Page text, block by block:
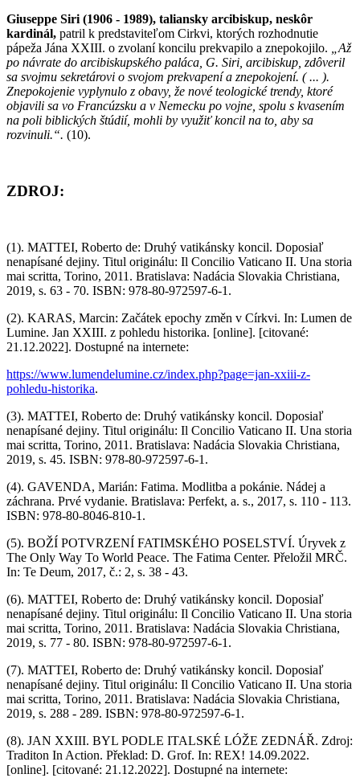
Giuseppe Siri (1906 - 1989), taliansky arcibiskup, neskôr
kardinál, patril k predstaviteľom Cirkvi, ktorých rozhodnutie
pápeža Jána XXIII. o zvolaní koncilu prekvapilo a znepokojilo.
„Až
po návrate do arcibiskupského paláca, G. Siri, arcibiskup, zdôveril
sa svojmu sekretárovi o svojom prekvapení a znepokojení. ( ... ).
Znepokojenie vyplynulo z obavy, že nové teologické trendy, ktoré
objavili sa vo Francúzsku a v Nemecku po vojne, spolu s kvasením
na poli biblických štúdií, mohli by využiť koncil na to, aby sa
rozvinuli.“. (10).
ZDROJ:
(1). MATTEI, Roberto de: Druhý vatikánsky koncil. Doposiaľ
nenapísané dejiny. Titul originálu: Il Concilio Vaticano II. Una storia
mai scritta, Torino, 2011. Bratislava: Nadácia Slovakia Christiana,
2019, s. 63 - 70. ISBN: 978-80-972597-6-1.
(2). KARAS, Marcin: Začátek epochy změn v Církvi. In: Lumen de
Lumine. Jan XXIII. z pohledu historika. [online]. [citované:
21.12.2022]. Dostupné na internete:
https://www.lumendelumine.cz/index.php?page=jan-xxiii-z-
pohledu-historika.
(3). MATTEI, Roberto de: Druhý vatikánsky koncil. Doposiaľ
nenapísané dejiny. Titul originálu: Il Concilio Vaticano II. Una storia
mai scritta, Torino, 2011. Bratislava: Nadácia Slovakia Christiana,
2019, s. 45. ISBN: 978-80-972597-6-1.
(4). GAVENDA, Marián: Fatima. Modlitba a pokánie. Nádej a
záchrana. Prvé vydanie. Bratislava: Perfekt, a. s., 2017, s. 110 - 113.
ISBN: 978-80-8046-810-1.
(5). BOŽÍ POTVRZENÍ FATIMSKÉHO POSELSTVÍ. Úryvek z
The Only Way To World Peace. The Fatima Center. Přeložil MRČ.
In: Te Deum, 2017, č.: 2, s. 38 - 43.
(6). MATTEI, Roberto de: Druhý vatikánsky koncil. Doposiaľ
nenapísané dejiny. Titul originálu: Il Concilio Vaticano II. Una storia
mai scritta, Torino, 2011. Bratislava: Nadácia Slovakia Christiana,
2019, s. 77 - 80. ISBN: 978-80-972597-6-1.
(7). MATTEI, Roberto de: Druhý vatikánsky koncil. Doposiaľ
nenapísané dejiny. Titul originálu: Il Concilio Vaticano II. Una storia
mai scritta, Torino, 2011. Bratislava: Nadácia Slovakia Christiana,
2019, s. 288 - 289. ISBN: 978-80-972597-6-1.
(8). JAN XXIII. BYL PODLE ITALSKÉ LÓŽE ZEDNÁŘ. Zdroj:
Traditon In Action. Překlad: D. Grof. In: REX! 14.09.2022.
[online]. [citované: 21.12.2022]. Dostupné na internete: